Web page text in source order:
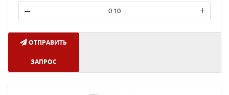
– +
ОТПРАВИТЬ
ЗАПРОС